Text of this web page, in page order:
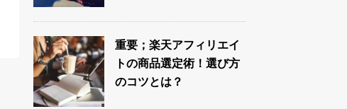
重要；楽天アフィリエイ
トの商品選定術！選び方
のコツとは？